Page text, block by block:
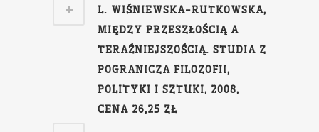
L. WIŚNIEWSKA-RUTKOWSKA,
MIĘDZY PRZESZŁOŚCIĄ A
TERAŹNIEJSZOŚCIĄ. STUDIA Z
POGRANICZA FILOZOFII,
POLITYKI I SZTUKI, 2008,
CENA 26,25 ZŁ